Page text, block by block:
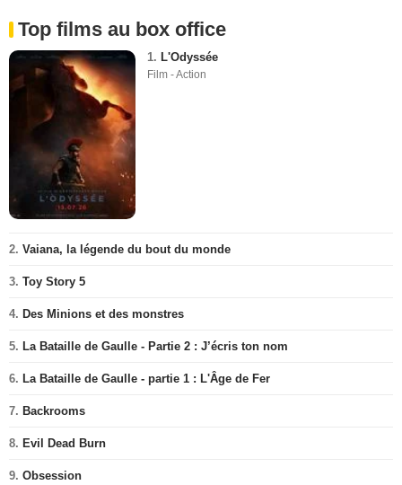
Top films au box office
1. L'Odyssée
Film - Action
2. Vaiana, la légende du bout du monde
3. Toy Story 5
4. Des Minions et des monstres
5. La Bataille de Gaulle - Partie 2 : J’écris ton nom
6. La Bataille de Gaulle - partie 1 : L'Âge de Fer
7. Backrooms
8. Evil Dead Burn
9. Obsession